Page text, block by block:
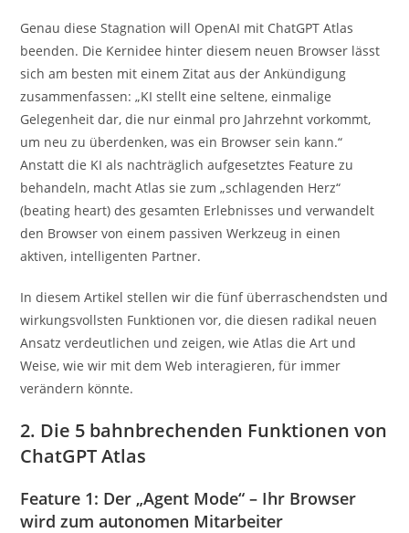
Genau diese Stagnation will OpenAI mit ChatGPT Atlas
beenden. Die Kernidee hinter diesem neuen Browser lässt
sich am besten mit einem Zitat aus der Ankündigung
zusammenfassen: „KI stellt eine seltene, einmalige
Gelegenheit dar, die nur einmal pro Jahrzehnt vorkommt,
um neu zu überdenken, was ein Browser sein kann.“
Anstatt die KI als nachträglich aufgesetztes Feature zu
behandeln, macht Atlas sie zum „schlagenden Herz“
(beating heart) des gesamten Erlebnisses und verwandelt
den Browser von einem passiven Werkzeug in einen
aktiven, intelligenten Partner.
In diesem Artikel stellen wir die fünf überraschendsten und
wirkungsvollsten Funktionen vor, die diesen radikal neuen
Ansatz verdeutlichen und zeigen, wie Atlas die Art und
Weise, wie wir mit dem Web interagieren, für immer
verändern könnte.
2. Die 5 bahnbrechenden Funktionen von
ChatGPT Atlas
Feature 1: Der „Agent Mode“ – Ihr Browser
wird zum autonomen Mitarbeiter